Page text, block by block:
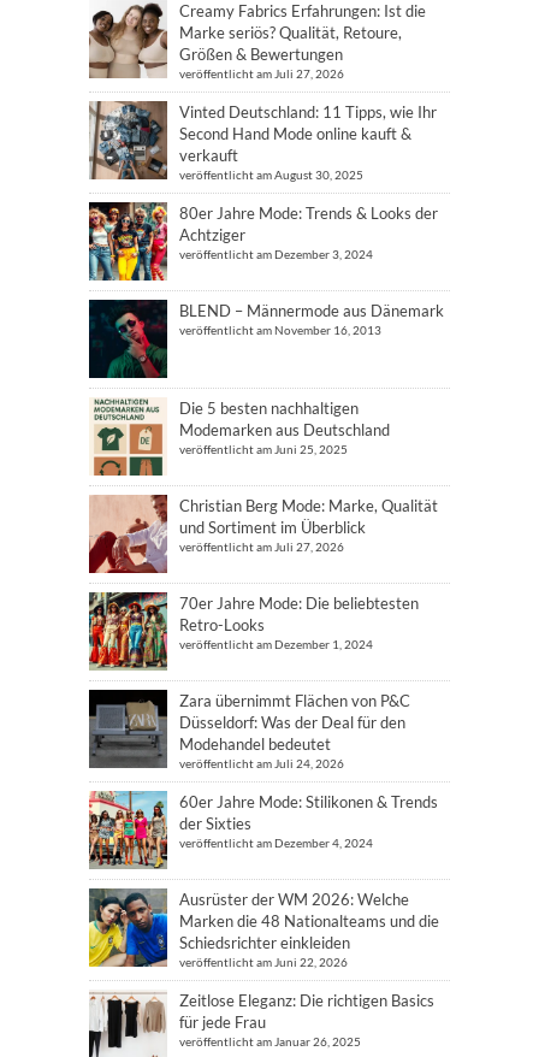
Creamy Fabrics Erfahrungen: Ist die
Marke seriös? Qualität, Retoure,
Größen & Bewertungen
veröffentlicht am Juli 27, 2026
Vinted Deutschland: 11 Tipps, wie Ihr
Second Hand Mode online kauft &
verkauft
veröffentlicht am August 30, 2025
80er Jahre Mode: Trends & Looks der
Achtziger
veröffentlicht am Dezember 3, 2024
BLEND – Männermode aus Dänemark
veröffentlicht am November 16, 2013
Die 5 besten nachhaltigen
Modemarken aus Deutschland
veröffentlicht am Juni 25, 2025
Christian Berg Mode: Marke, Qualität
und Sortiment im Überblick
veröffentlicht am Juli 27, 2026
70er Jahre Mode: Die beliebtesten
Retro-Looks
veröffentlicht am Dezember 1, 2024
Zara übernimmt Flächen von P&C
Düsseldorf: Was der Deal für den
Modehandel bedeutet
veröffentlicht am Juli 24, 2026
60er Jahre Mode: Stilikonen & Trends
der Sixties
veröffentlicht am Dezember 4, 2024
Ausrüster der WM 2026: Welche
Marken die 48 Nationalteams und die
Schiedsrichter einkleiden
veröffentlicht am Juni 22, 2026
Zeitlose Eleganz: Die richtigen Basics
für jede Frau
veröffentlicht am Januar 26, 2025